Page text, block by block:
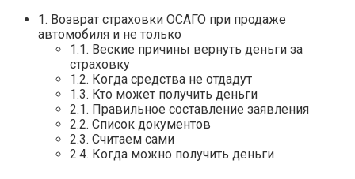
1. Возврат страховки ОСАГО при продаже
автомобиля и не только
1.1. Веские причины вернуть деньги за
страховку
1.2. Когда средства не отдадут
1.3. Кто может получить деньги
2.1. Правильное составление заявления
2.2. Список документов
2.3. Считаем сами
2.4. Когда можно получить деньги